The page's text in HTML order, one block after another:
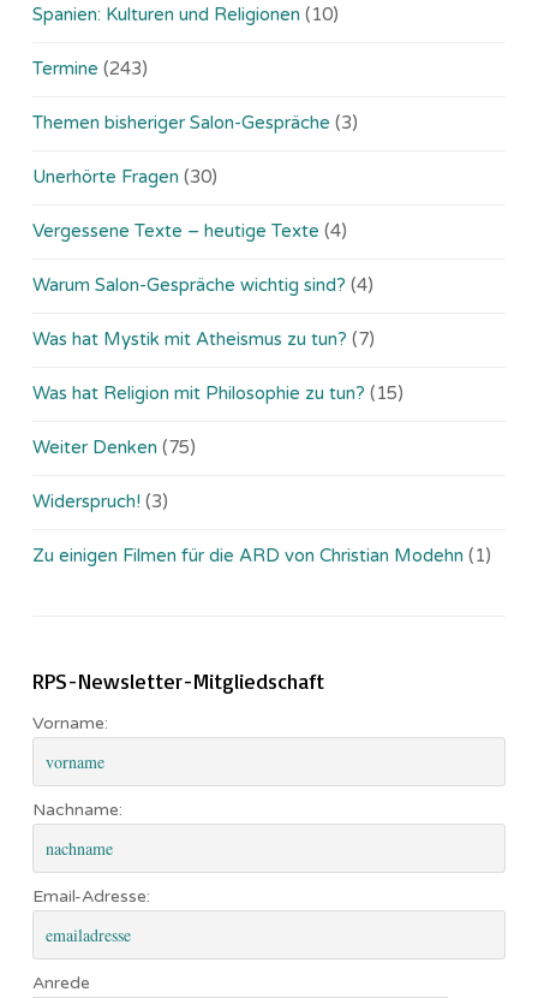
Spanien: Kulturen und Religionen (10)
Termine (243)
Themen bisheriger Salon-Gespräche (3)
Unerhörte Fragen (30)
Vergessene Texte – heutige Texte (4)
Warum Salon-Gespräche wichtig sind? (4)
Was hat Mystik mit Atheismus zu tun? (7)
Was hat Religion mit Philosophie zu tun? (15)
Weiter Denken (75)
Widerspruch! (3)
Zu einigen Filmen für die ARD von Christian Modehn (1)
RPS-Newsletter-Mitgliedschaft
Vorname:
Nachname:
Email-Adresse:
Anrede